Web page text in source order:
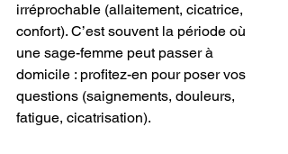
irréprochable (allaitement, cicatrice,
confort). C’est souvent la période où
une sage-femme peut passer à
domicile : profitez-en pour poser vos
questions (saignements, douleurs,
fatigue, cicatrisation).